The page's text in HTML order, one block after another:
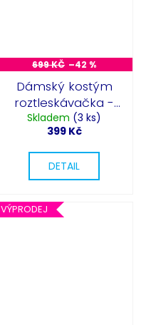
699 KČ –42 %
Dámský kostým
roztleskávačka -
Cheerleader
Skladem (3 ks)
399 Kč
DETAIL
VÝPRODEJ